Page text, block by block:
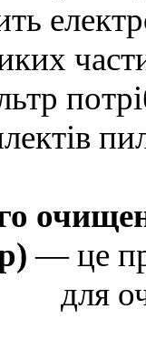
— це
для